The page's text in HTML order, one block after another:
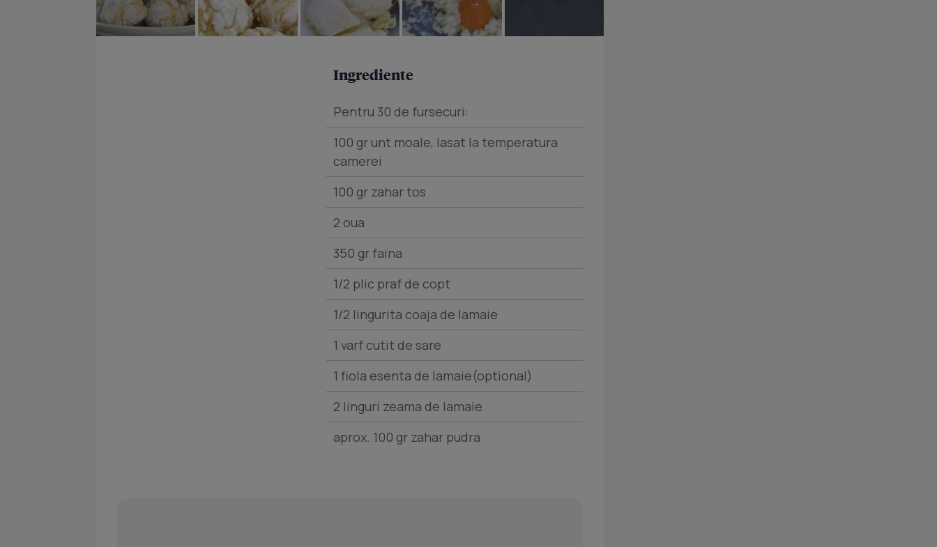
Ingrediente
Pentru 30 de fursecuri:
100 gr unt moale, lasat la temperatura
camerei
100 gr zahar tos
2 oua
350 gr faina
1/2 plic praf de copt
1/2 lingurita coaja de lamaie
1 varf cutit de sare
1 fiola esenta de lamaie(optional)
2 linguri zeama de lamaie
aprox. 100 gr zahar pudra